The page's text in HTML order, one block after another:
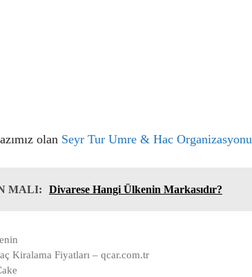
olan Seyr Tur Umre & Hac Organizasyonu
MALI: Divarese Hangi Ülkenin Markasıdır?
Kiralama Fiyatları – qcar.com.tr